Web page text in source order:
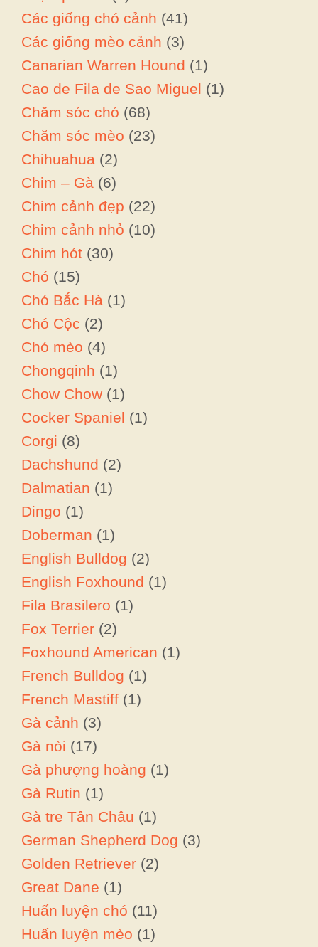
Các giống chó cảnh (41)
Các giống mèo cảnh (3)
Canarian Warren Hound (1)
Cao de Fila de Sao Miguel (1)
Chăm sóc chó (68)
Chăm sóc mèo (23)
Chihuahua (2)
Chim – Gà (6)
Chim cảnh đẹp (22)
Chim cảnh nhỏ (10)
Chim hót (30)
Chó (15)
Chó Bắc Hà (1)
Chó Cộc (2)
Chó mèo (4)
Chongqinh (1)
Chow Chow (1)
Cocker Spaniel (1)
Corgi (8)
Dachshund (2)
Dalmatian (1)
Dingo (1)
Doberman (1)
English Bulldog (2)
English Foxhound (1)
Fila Brasilero (1)
Fox Terrier (2)
Foxhound American (1)
French Bulldog (1)
French Mastiff (1)
Gà cảnh (3)
Gà nòi (17)
Gà phượng hoàng (1)
Gà Rutin (1)
Gà tre Tân Châu (1)
German Shepherd Dog (3)
Golden Retriever (2)
Great Dane (1)
Huấn luyện chó (11)
Huấn luyện mèo (1)